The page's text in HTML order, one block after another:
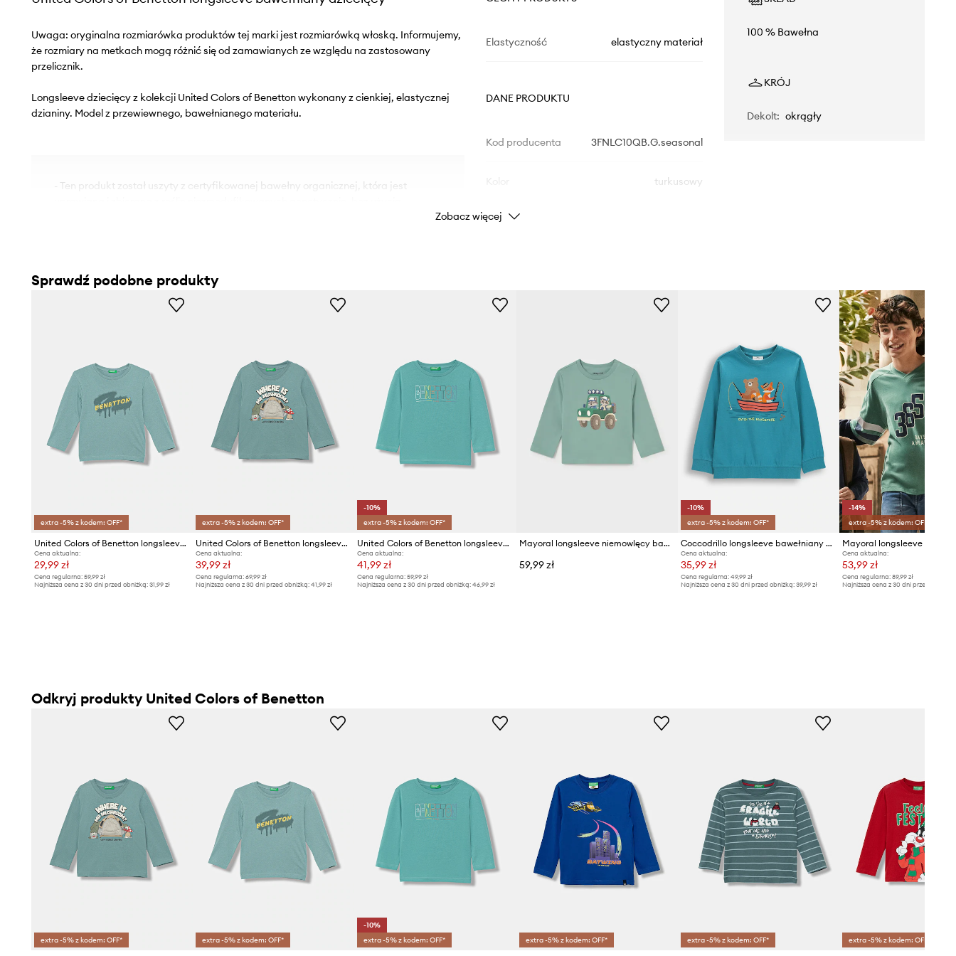
Uwaga: oryginalna rozmiarówka produktów tej marki jest rozmiarówką włoską. Informujemy,
że rozmiary na metkach mogą różnić się od zamawianych ze względu na zastosowany
przelicznik.
Longsleeve dziecięcy z kolekcji United Colors of Benetton wykonany z cienkiej, elastycznej
dzianiny. Model z przewiewnego, bawełnianego materiału.
- Ten produkt został uszyty z certyfikowanej bawełny organicznej, która jest
możesz być pewien, że nasza bawełna jest organiczna.
- Dress Safely to linia produktów, które produkowane są bez użycia substancji
chemicznych takich jak metale ciężkie czy szkodliwe barwniki, które są
- Produkt posiada certyfikat ICEA - Instytut Certyfikacji Etyki i Audytu. Instytucja ta
zjamuje się audytem i wydawaniem certyfikatów, które potwierdzają, że dany
produkt spełnia określone standardy ekologiczne.
- Luźny krój zapewniający pełną swobodę ruchów.
- Okrągły, prążkowany dekolt.
- Długi rękaw.
- Krój rękawa z obniżoną linią ramion nie ogranicza mobilności.
- Długość: 65 cm.
- Szerokość pod pachami: 49 cm.
- Wymiary podane dla wzrostu: 160 cm.
Elastyczność elastyczny materiał
DANE PRODUKTU
Kod producenta 3FNLC10QB.G.seasonal
turkusowy
Marka
ID Produktu
100 % Bawełna
KRÓJ
Dekolt: okrągły
Zobacz więcej
Sprawdź podobne produkty
extra -5% z kodem: OFF*
United Colors of Benetton longsleeve dziecięcy
Cena aktualna:
29,99 zł
Cena regularna: 59,99 zł
Najniższa cena z 30 dni przed obniżką: 31,99 zł
extra -5% z kodem: OFF*
United Colors of Benetton longsleeve bawełniany dziecięcy
Cena aktualna:
39,99 zł
Cena regularna:69,99 zł
Najniższa cena z 30 dni przed obniżką:41,99 zł
-10%
extra -5% z kodem: OFF*
United Colors of Benetton longsleeve bawełniany dziecięcy
Cena aktualna:
41,99 zł
Cena regularna: 59,99 zł
Najniższa cena z 30 dni przed obniżką: 46,99 zł
Mayoral longsleeve niemowlęcy bawełniany
59,99 zł
-10%
extra -5% z kodem: OFF*
Coccodrillo longsleeve bawełniany dziecięcy
Cena aktualna:
35,99 zł
Cena regularna:49,99 zł
Najniższa cena z 30 dni przed obniżką:39,99 zł
-14%
extra -5% z kodem: OFF*
Mayoral longsleeve
Cena aktualna:
53,99 zł
Cena regularna: 89,99 zł
Najniższa cena z 30 dni przed obniżką:
Odkryj produkty United Colors of Benetton
extra -5% z kodem: OFF* extra -5% z kodem: OFF*
-10%
extra -5% z kodem: OFF*
extra -5% z kodem: OFF* extra -5% z kodem: OFF* extra -5% z kodem: OFF*